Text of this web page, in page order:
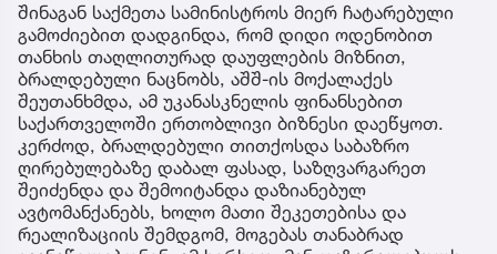
შინაგან საქმეთა სამინისტროს მიერ ჩატარებული
გამოძიებით დადგინდა, რომ დიდი ოდენობით
თანხის თაღლითურად დაუფლების მიზნით,
ბრალდებული ნაცნობს, აშშ-ის მოქალაქეს
შეუთანხმდა, ამ უკანასკნელის ფინანსებით
საქართველოში ერთობლივი ბიზნესი დაეწყოთ.
კერძოდ, ბრალდებული თითქოსდა საბაზრო
ღირებულებაზე დაბალ ფასად, საზღვარგარეთ
შეიძენდა და შემოიტანდა დაზიანებულ
ავტომანქანებს, ხოლო მათი შეკეთებისა და
რეალიზაციის შემდგომ, მოგებას თანაბრად